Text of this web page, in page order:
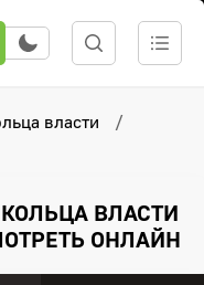
власти
ВЛАСТИ
ОНЛАЙН